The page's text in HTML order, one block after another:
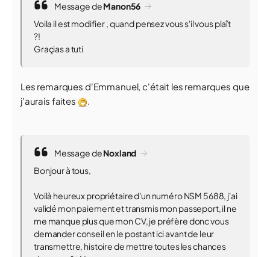
Message deManon56
Voila il est modifier , quand pensez vous s'il vous plaît
?!
Graçias a tuti
Les remarques d'Emmanuel, c'était les remarques que
j'aurais faites
.
Message deNoxland
Bonjour à tous,
Voilà heureux propriétaire d'un numéro NSM 5688, j'ai
validé mon paiement et transmis mon passeport, il ne
me manque plus que mon CV, je préfère donc vous
demander conseil en le postant ici avant de leur
transmettre, histoire de mettre toutes les chances